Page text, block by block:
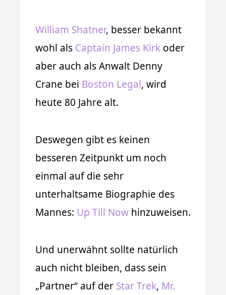
William Shatner, besser bekannt
wohl als Captain James Kirk oder
aber auch als Anwalt Denny
Crane bei Boston Legal, wird
heute 80 Jahre alt.
Deswegen gibt es keinen
besseren Zeitpunkt um noch
einmal auf die sehr
unterhaltsame Biographie des
Mannes: Up Till Now hinzuweisen.
Und unerwähnt sollte natürlich
auch nicht bleiben, dass sein
„Partner“ auf der Star Trek, Mr.